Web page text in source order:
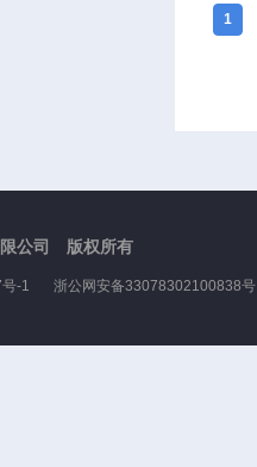
1
限公司 版权所有
-1 浙公网安备33078302100838号